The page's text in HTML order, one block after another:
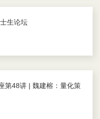
生论坛
第48讲 | 魏建榕：量化策